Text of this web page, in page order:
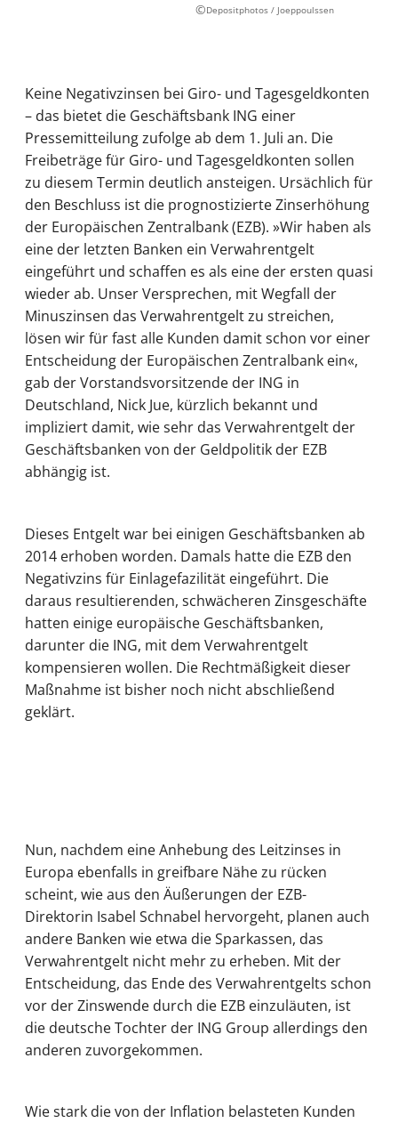
©Depositphotos / Joeppoulssen
Keine Negativzinsen bei Giro- und Tagesgeldkonten
– das bietet die Geschäftsbank ING einer
Pressemitteilung zufolge ab dem 1. Juli an. Die
Freibeträge für Giro- und Tagesgeldkonten sollen
zu diesem Termin deutlich ansteigen. Ursächlich für
den Beschluss ist die prognostizierte Zinserhöhung
der Europäischen Zentralbank (EZB). »Wir haben als
eine der letzten Banken ein Verwahrentgelt
eingeführt und schaffen es als eine der ersten quasi
wieder ab. Unser Versprechen, mit Wegfall der
Minuszinsen das Verwahrentgelt zu streichen,
lösen wir für fast alle Kunden damit schon vor einer
Entscheidung der Europäischen Zentralbank ein«,
gab der Vorstandsvorsitzende der ING in
Deutschland, Nick Jue, kürzlich bekannt und
impliziert damit, wie sehr das Verwahrentgelt der
Geschäftsbanken von der Geldpolitik der EZB
abhängig ist.
Dieses Entgelt war bei einigen Geschäftsbanken ab
2014 erhoben worden. Damals hatte die EZB den
Negativzins für Einlagefazilität eingeführt. Die
daraus resultierenden, schwächeren Zinsgeschäfte
hatten einige europäische Geschäftsbanken,
darunter die ING, mit dem Verwahrentgelt
kompensieren wollen. Die Rechtmäßigkeit dieser
Maßnahme ist bisher noch nicht abschließend
geklärt.
Nun, nachdem eine Anhebung des Leitzinses in
Europa ebenfalls in greifbare Nähe zu rücken
scheint, wie aus den Äußerungen der EZB-
Direktorin Isabel Schnabel hervorgeht, planen auch
andere Banken wie etwa die Sparkassen, das
Verwahrentgelt nicht mehr zu erheben. Mit der
Entscheidung, das Ende des Verwahrentgelts schon
vor der Zinswende durch die EZB einzuläuten, ist
die deutsche Tochter der ING Group allerdings den
anderen zuvorgekommen.
Wie stark die von der Inflation belasteten Kunden